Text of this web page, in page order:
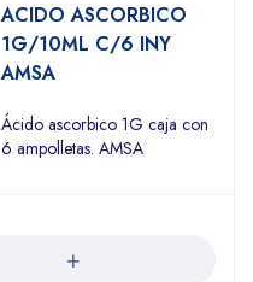
ACIDO ASCORBICO
1G/10ML C/6 INY
AMSA
Ácido ascorbico 1G caja con
6 ampolletas. AMSA